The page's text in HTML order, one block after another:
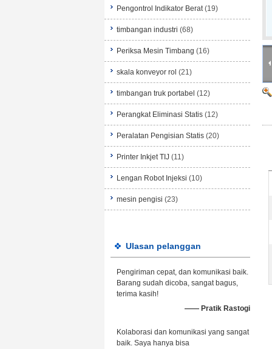
Pengontrol Indikator Berat (19)
timbangan industri (68)
Periksa Mesin Timbang (16)
skala konveyor rol (21)
timbangan truk portabel (12)
Perangkat Eliminasi Statis (12)
Peralatan Pengisian Statis (20)
Printer Inkjet TIJ (11)
Lengan Robot Injeksi (10)
mesin pengisi (23)
Ulasan pelanggan
Pengiriman cepat, dan komunikasi baik.
Barang sudah dicoba, sangat bagus,
terima kasih!
—— Pratik Rastogi
Kolaborasi dan komunikasi yang sangat
baik. Saya hanya bisa